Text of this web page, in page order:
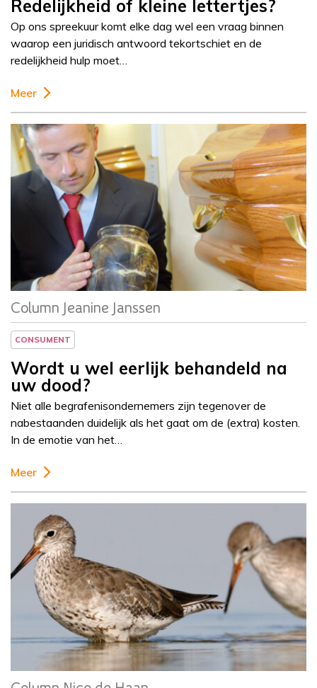
Redelijkheid of kleine lettertjes?
Op ons spreekuur komt elke dag wel een vraag binnen
waarop een juridisch antwoord tekortschiet en de
redelijkheid hulp moet…
Meer
Column
Jeanine Janssen
Column Jeanine Janssen
CONSUMENT
Wordt u wel eerlijk behandeld na
uw dood?
Niet alle begrafenisondernemers zijn tegenover de
nabestaanden duidelijk als het gaat om de (extra) kosten.
In de emotie van het…
Meer
Column
Nico de Haan